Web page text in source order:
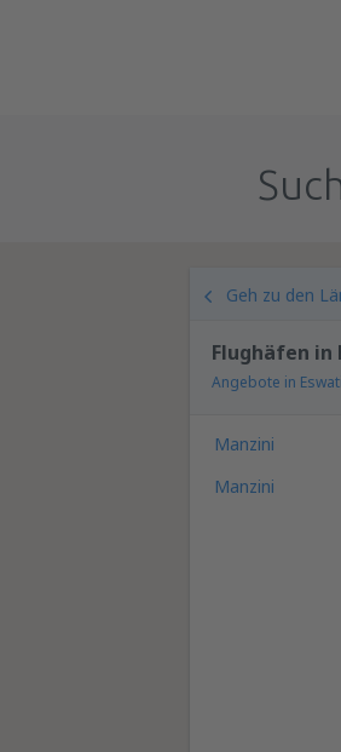
Geh zu den
Flughäfen in
Angebote in
Manzini
Manzini